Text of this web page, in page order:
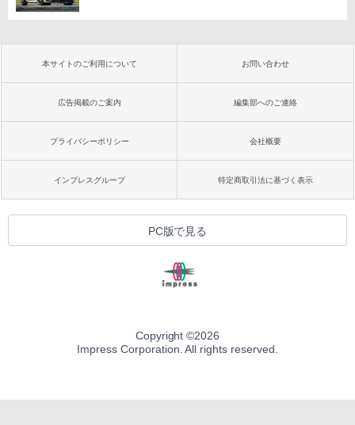
本サイトのご利用について お問い合わせ
広告掲載のご案内 編集部へのご連絡
プライバシーポリシー 会社概要
インプレスグループ 特定商取引法に基づく表示
PC版で見る
Copyright ©2026
Impress Corporation. All rights reserved.